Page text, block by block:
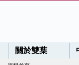
關於雙葉